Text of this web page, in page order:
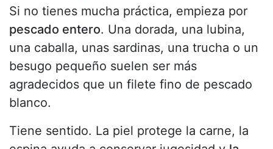
Si no tienes mucha práctica, empieza por
pescado entero. Una dorada, una lubina,
una caballa, unas sardinas, una trucha o un
besugo pequeño suelen ser más
agradecidos que un filete fino de pescado
blanco.
Tiene sentido. La piel protege la carne, la